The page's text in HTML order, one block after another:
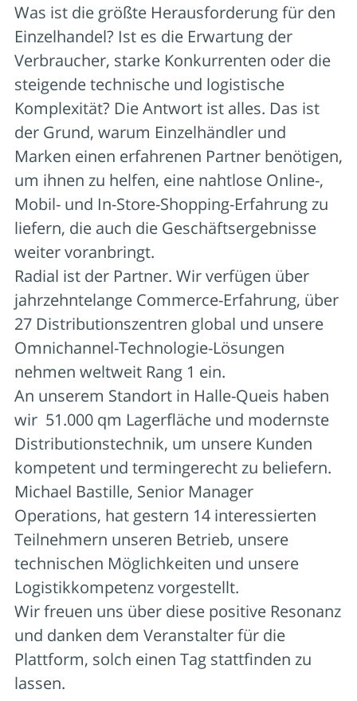
Was ist die größte Herausforderung für den
Einzelhandel? Ist es die Erwartung der
Verbraucher, starke Konkurrenten oder die
steigende technische und logistische
Komplexität? Die Antwort ist alles. Das ist
der Grund, warum Einzelhändler und
Marken einen erfahrenen Partner benötigen,
um ihnen zu helfen, eine nahtlose Online-,
Mobil- und In-Store-Shopping-Erfahrung zu
liefern, die auch die Geschäftsergebnisse
weiter voranbringt.
Radial ist der Partner. Wir verfügen über
jahrzehntelange Commerce-Erfahrung, über
27 Distributionszentren global und unsere
Omnichannel-Technologie-Lösungen
nehmen weltweit Rang 1 ein.
An unserem Standort in Halle-Queis haben
wir 51.000 qm Lagerfläche und modernste
Distributionstechnik, um unsere Kunden
kompetent und termingerecht zu beliefern.
Michael Bastille, Senior Manager
Operations, hat gestern 14 interessierten
Teilnehmern unseren Betrieb, unsere
technischen Möglichkeiten und unsere
Logistikkompetenz vorgestellt.
Wir freuen uns über diese positive Resonanz
und danken dem Veranstalter für die
Plattform, solch einen Tag stattfinden zu
lassen.